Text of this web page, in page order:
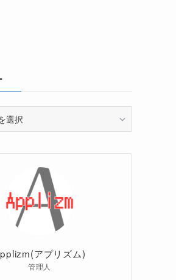
アプリズム)
管理人